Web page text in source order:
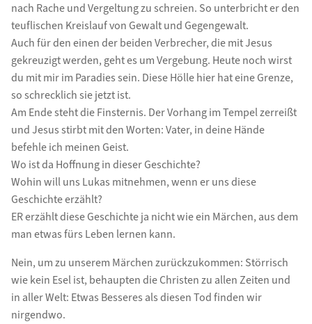
nach Rache und Vergeltung zu schreien. So unterbricht er den
teuflischen Kreislauf von Gewalt und Gegengewalt.
Auch für den einen der beiden Verbrecher, die mit Jesus
gekreuzigt werden, geht es um Vergebung. Heute noch wirst
du mit mir im Paradies sein. Diese Hölle hier hat eine Grenze,
so schrecklich sie jetzt ist.
Am Ende steht die Finsternis. Der Vorhang im Tempel zerreißt
und Jesus stirbt mit den Worten: Vater, in deine Hände
befehle ich meinen Geist.
Wo ist da Hoffnung in dieser Geschichte?
Wohin will uns Lukas mitnehmen, wenn er uns diese
Geschichte erzählt?
ER erzählt diese Geschichte ja nicht wie ein Märchen, aus dem
man etwas fürs Leben lernen kann.
Nein, um zu unserem Märchen zurückzukommen: Störrisch
wie kein Esel ist, behaupten die Christen zu allen Zeiten und
in aller Welt: Etwas Besseres als diesen Tod finden wir
nirgendwo.